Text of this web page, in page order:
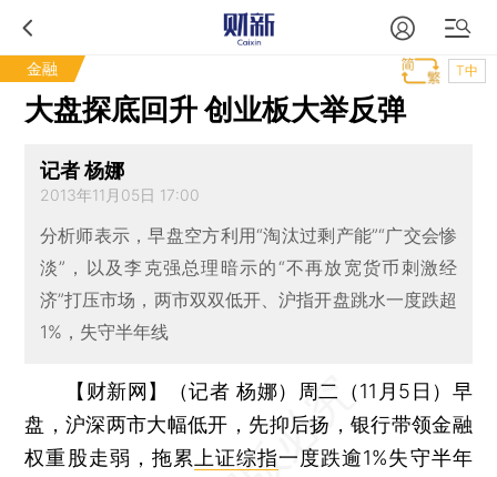
金融 T中
大盘探底回升 创业板大举反弹
记者 杨娜
2013年11月05日 17:00
分析师表示，早盘空方利用“淘汰过剩产能”“广交会惨
淡”，以及李克强总理暗示的“不再放宽货币刺激经
济”打压市场，两市双双低开、沪指开盘跳水一度跌超
1%，失守半年线
【财新网】（记者 杨娜）
周二（11月5日）早
盘，沪深两市大幅低开，先抑后扬，银行带领金融
权重股走弱，拖累 上证综指一度跌逾1%失守半年